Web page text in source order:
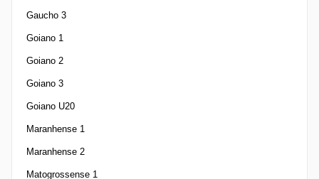
Gaucho 3
Goiano 1
Goiano 2
Goiano 3
Goiano U20
Maranhense 1
Maranhense 2
Matogrossense 1